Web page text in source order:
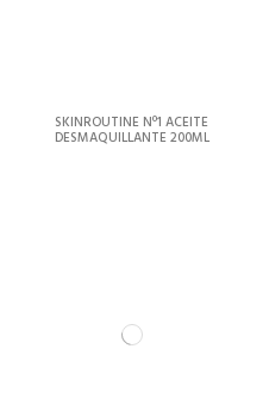
SKINROUTINE Nº1 ACEITE
DESMAQUILLANTE 200ML